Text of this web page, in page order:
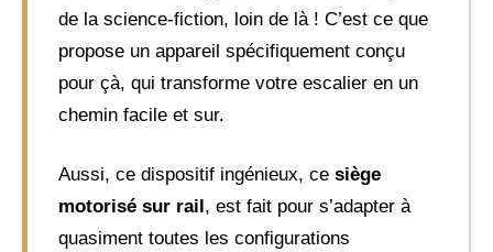
de la science-fiction, loin de là ! C’est ce que
propose un appareil spécifiquement conçu
pour çà, qui transforme votre escalier en un
chemin facile et sur.
Aussi, ce dispositif ingénieux, ce siège
motorisé sur rail, est fait pour s’adapter à
quasiment toutes les configurations